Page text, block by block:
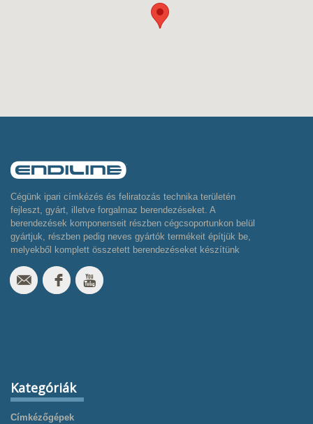
Cégünk ipari címkézés és feliratozás technika területén
fejleszt, gyárt, illetve forgalmaz berendezéseket. A
berendezések komponenseit részben cégcsoportunkon belül
gyártjuk, részben pedig neves gyártók termékeit építjük be,
melyekből komplett összetett berendezéseket készítünk
Kategóriák
Címkézőgépek